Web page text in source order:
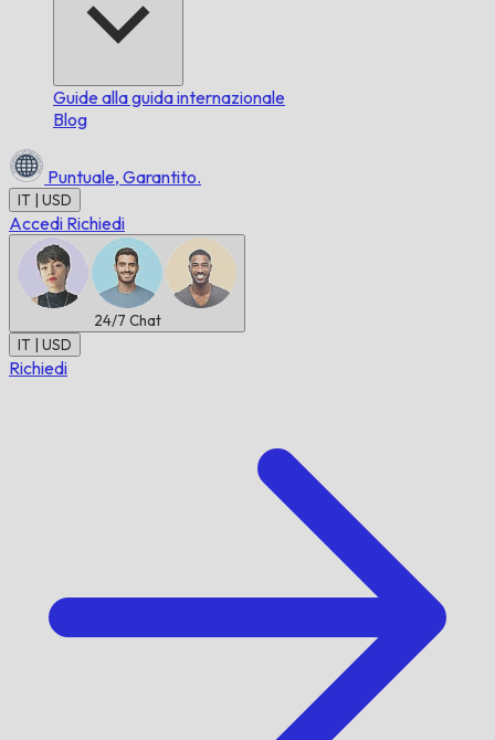
Guide alla guida internazionale
Blog
Puntuale, Garantito.
IT | USD
Accedi Richiedi
24/7 Chat
IT | USD
Richiedi